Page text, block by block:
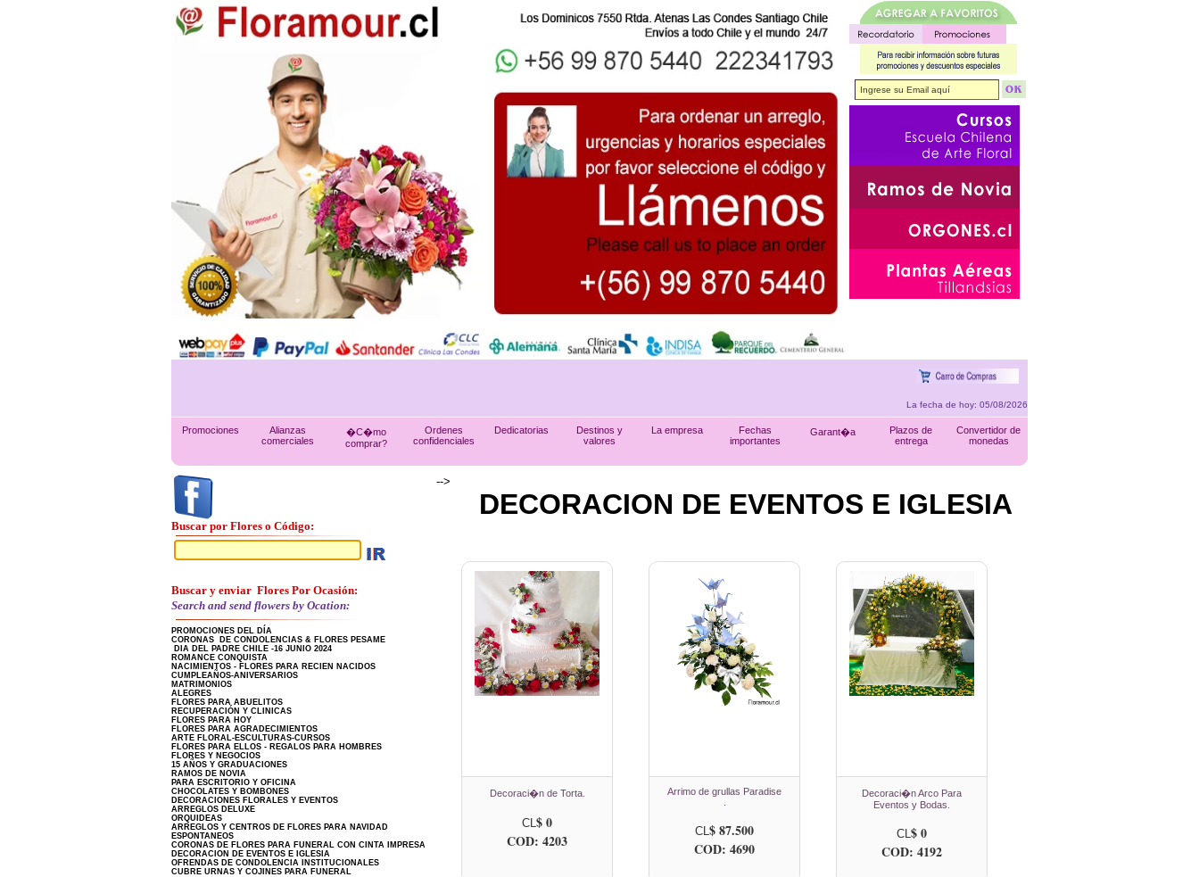
La fecha de hoy: 05/08/
Promociones
Alianzas
comerciales
�C�mo
comprar?
Ordenes
confidenciales
Dedicatorias
Destinos y
valores
La empresa
Fechas
importantes
Garant�a
Plazos de
entrega
Convertidor de
monedas
Buscar por Flores o Código:
Buscar y enviar Flores Por Ocasión:
Search and send flowers by Ocation:
PROMOCIONES DEL DÍA
CORONAS DE CONDOLENCIAS & FLORES PESAME
DIA DEL PADRE CHILE -16 JUNIO 2024
ROMANCE CONQUISTA
NACIMIENTOS - FLORES PARA RECIEN NACIDOS
CUMPLEAÑOS-ANIVERSARIOS
MATRIMONIOS
ALEGRES
FLORES PARA ABUELITOS
RECUPERACIÓN Y CLINICAS
FLORES PARA HOY
FLORES PARA AGRADECIMIENTOS
ARTE FLORAL-ESCULTURAS-CURSOS
FLORES PARA ELLOS - REGALOS PARA HOMBRES
FLORES Y NEGOCIOS
15 AÑOS Y GRADUACIONES
RAMOS DE NOVIA
PARA ESCRITORIO Y OFICINA
CHOCOLATES Y BOMBONES
DECORACIONES FLORALES Y EVENTOS
ARREGLOS DELUXE
ORQUIDEAS
ARREGLOS Y CENTROS DE FLORES PARA NAVIDAD
ESPONTANEOS
CORONAS DE FLORES PARA FUNERAL CON CINTA IMPRESA
DECORACION DE EVENTOS E IGLESIA
OFRENDAS DE CONDOLENCIA INSTITUCIONALES
CUBRE URNAS Y COJINES PARA FUNERAL
-->
DECORACION DE EVENTOS E IGLESIA
Decoraci�n de Torta.
CL$ 0
COD: 4203
Arrimo de grullas Paradise
CL$ 87.500
COD: 4690
Decoraci�n Arco Para
Eventos y Bodas.
CL$ 0
COD: 4192